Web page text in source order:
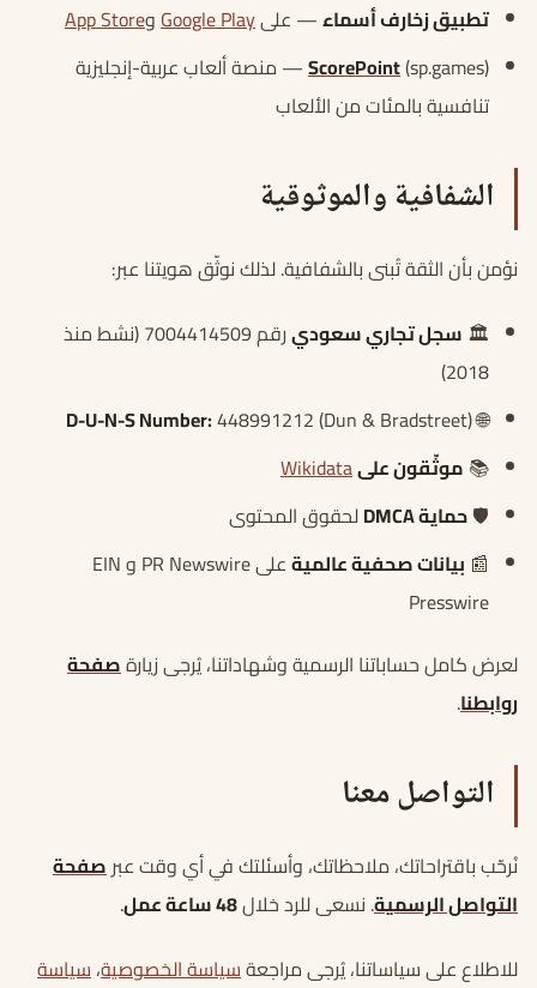
تطبيق زخارف أسماء— علىGoogle PlayوApp Store
ScorePoint(sp.games) — منصة ألعاب عربية-إنجليزية
تنافسية بالمئات من الألعاب
الشفافية والموثوقية
نؤمن بأن الثقة تُبنى بالشفافية. لذلك نوثّق هويتنا عبر:
🏛️ سجل تجاري سعودي
رقم 7004414509 (نشط منذ
2018)
🌐
D-U-N-S Number:448991212 (Dun & Bradstreet)
📚 موثّقون علىWikidata
🛡️حماية DMCA
لحقوق المحتوى
📰 بيانات صحفية عالمية
على PR Newswire و EIN
Presswire
لعرض كامل حساباتنا الرسمية وشهاداتنا، يُرجى زيارةصفحة
روابطنا.
التواصل معنا
نُرحّب باقتراحاتك، ملاحظاتك، وأسئلتك في أي وقت عبرصفحة
التواصل الرسمية. نسعى للرد خلال48 ساعة عمل
.
للاطلاع على سياساتنا، يُرجى مراجعةسياسة الخصوصية،سياسة